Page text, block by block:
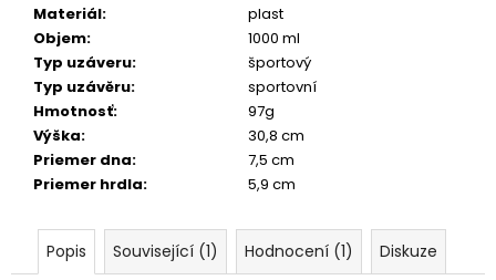
Materiál:
plast
Objem:
1000 ml
Typ uzáveru:
športový
Typ uzávěru:
sportovní
Hmotnosť:
97g
Výška:
30,8 cm
Priemer dna:
7,5 cm
Priemer hrdla: 5,9 cm
Popis Související (1) Hodnocení (1) Diskuze